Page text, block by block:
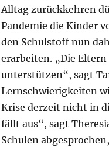
Alltag zurückkehren
Pandemie die Kinder
den Schulstoff nun
erarbeiten. „Die
unterstützen“, sagt
Lernschwierigkeiten
Krise derzeit nicht in
fällt aus“, sagt
Schulen